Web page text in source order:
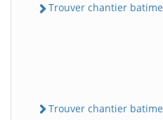
Trouver chantier
Trouver chantier